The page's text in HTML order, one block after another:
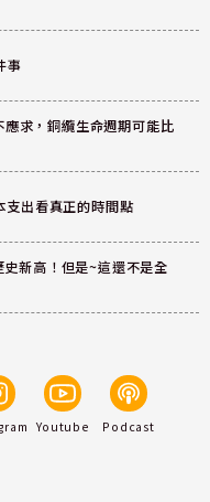
事
求，銅纜生命週期可能比
支出看真正的時間點
新高！但是~這還不是全
Youtube Podcast